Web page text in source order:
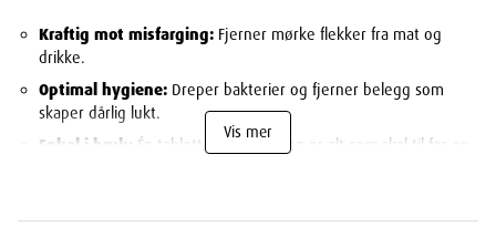
Kraftig mot misfarging: Fjerner mørke flekker fra mat og
drikke.
Optimal hygiene: Dreper bakterier og fjerner belegg som
skaper dårlig lukt.
Enkel i bruk:
Én tablett i et glass vann er alt som skal til for en
tannreguleringer.
Vis mer